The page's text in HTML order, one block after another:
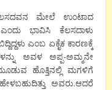
ಮೇಲೆ ಉಂಟಾದ
ಭಾವಿಸಿ ಕೆಲಸದಾಳು
ಎಂಬ ಏಕೈಕ ಕಾರಣಕ್ಕೆ
ಅವಳ ಅಪ್ಪ-ಅಮ್ಮನೇ
ಹೊತ್ತಿನಲ್ಲಿ ಮಗಳಿಗೆ
ಅವರು.ಆದರೆ